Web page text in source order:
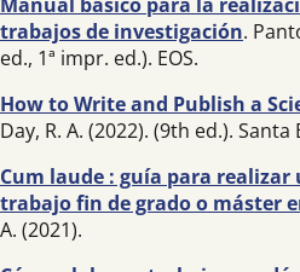
trabajos de investigación.
ed., 1ª impr. ed.). EOS.
How to Write and Publish a
Day, R. A. (2022). (9th ed.).
Cum laude : guía para
trabajo fin de grado o máster
A. (2021).